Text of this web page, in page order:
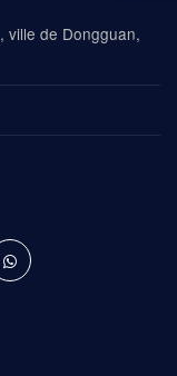
ville de Dongguan,